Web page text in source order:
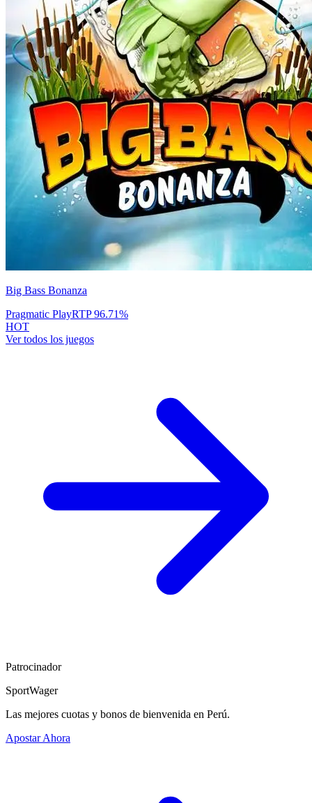
Big Bass Bonanza
Pragmatic PlayRTP96.71%
HOT
Ver todos los juegos
Patrocinador
SportWager
Las mejores cuotas y bonos de bienvenida en Perú.
Apostar Ahora